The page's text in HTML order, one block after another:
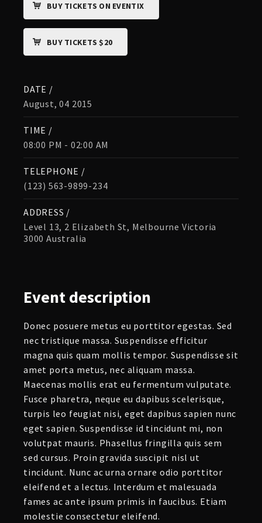
BUY TICKETS ON EVENTIX
BUY TICKETS $20
DATE /
August, 04 2015
TIME /
08:00 PM - 02:00 AM
TELEPHONE /
(123) 563-9899-234
ADDRESS /
Level 13, 2 Elizabeth St, Melbourne Victoria
3000 Australia
Eventdescription
Donec posuere metus eu porttitor egestas. Sed
nec tristique massa. Suspendisse efficitur
magna quis quam mollis tempor. Suspendisse sit
amet porta metus, nec aliquam massa.
Maecenas mollis erat eu fermentum vulputate.
Fusce pharetra, neque eu dapibus scelerisque,
turpis leo feugiat nisi, eget dapibus sapien nunc
eget sapien. Suspendisse id tincidunt mi, non
volutpat mauris. Phasellus fringilla quis sem
sed cursus. Proin gravida suscipit nisl ut
tincidunt. Nunc ac urna ornare odio porttitor
eleifend et a lectus. Interdum et malesuada
fames ac ante ipsum primis in faucibus. Etiam
molestie consectetur eleifend.